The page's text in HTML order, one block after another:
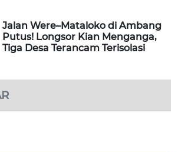
Jalan Were–Mataloko di Ambang
Putus! Longsor Kian Menganga,
Tiga Desa Terancam Terisolasi